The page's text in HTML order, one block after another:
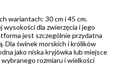
wariantach: 30 cm i 45 cm.
dla zwierzęcia i jego
jest szczególnie przydatna
Dla świnek morskich i królików
jako niska kryjówka lub miejsce
rozmiaru i wielkości